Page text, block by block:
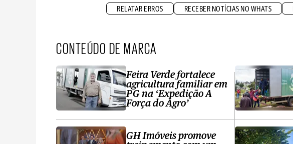
RELATAR ERROS RECEBER NOTÍCIAS NO WHATS
CONTEÚDO DE MARCA
Feira Verde fortalece
agricultura familiar em
PG na ‘Expedição A
Força do Agro’
GH Imóveis promove